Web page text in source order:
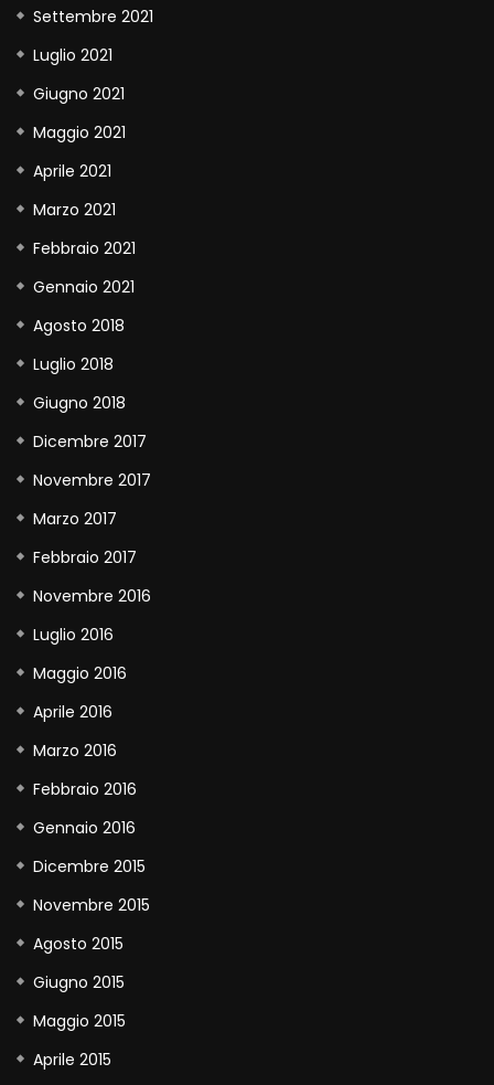
Settembre 2021
Luglio 2021
Giugno 2021
Maggio 2021
Aprile 2021
Marzo 2021
Febbraio 2021
Gennaio 2021
Agosto 2018
Luglio 2018
Giugno 2018
Dicembre 2017
Novembre 2017
Marzo 2017
Febbraio 2017
Novembre 2016
Luglio 2016
Maggio 2016
Aprile 2016
Marzo 2016
Febbraio 2016
Gennaio 2016
Dicembre 2015
Novembre 2015
Agosto 2015
Giugno 2015
Maggio 2015
Aprile 2015